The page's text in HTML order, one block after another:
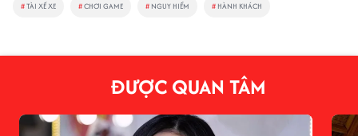
#TÀI XẾ XE #CHƠI GAME # NGUY HIỂM # HÀNH KHÁCH
ĐƯỢC QUAN TÂM